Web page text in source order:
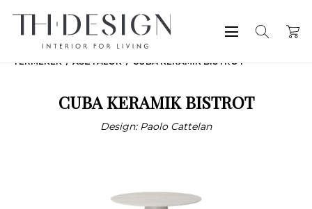
TERMÉKEK ASZTALOK CUBA KERAMIK BISTROT
CUBA KERAMIK BISTROT
Design: Paolo Cattelan